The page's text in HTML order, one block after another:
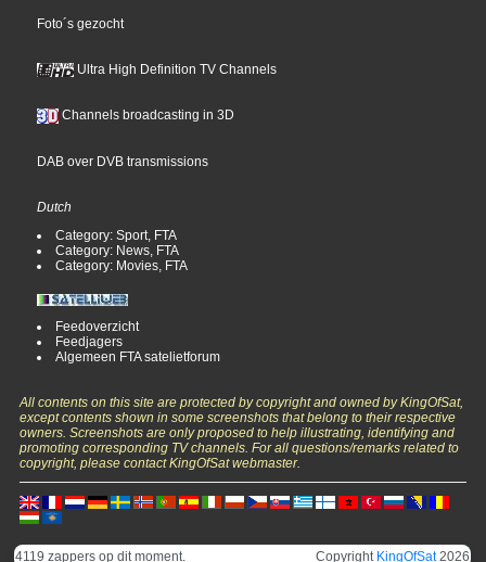
Foto´s gezocht
Ultra High Definition TV Channels
Channels broadcasting in 3D
DAB over DVB transmissions
Dutch
Category: Sport, FTA
Category: News, FTA
Category: Movies, FTA
Feedoverzicht
Feedjagers
Algemeen FTA satelietforum
All contents on this site are protected by copyright and owned by KingOfSat,
except contents shown in some screenshots that belong to their respective
owners. Screenshots are only proposed to help illustrating, identifying and
promoting corresponding TV channels. For all questions/remarks related to
copyright, please contact KingOfSat webmaster.
4119 zappers op dit moment. Copyright KingOfSat2026